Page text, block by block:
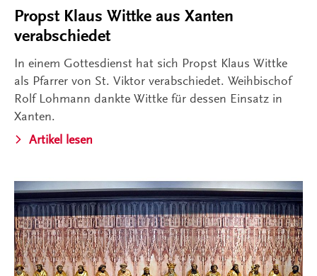
Propst Klaus Wittke aus Xanten
verabschiedet
In einem Gottesdienst hat sich Propst Klaus Wittke
als Pfarrer von St. Viktor verabschiedet. Weihbischof
Rolf Lohmann dankte Wittke für dessen Einsatz in
Xanten.
Artikel lesen